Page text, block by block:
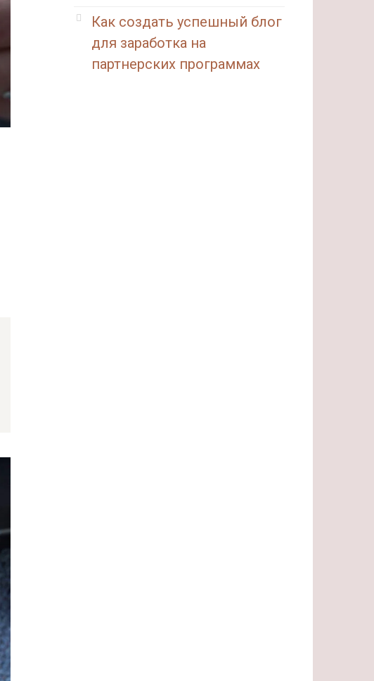
Как создать успешный блог
для заработка на
партнерских программах